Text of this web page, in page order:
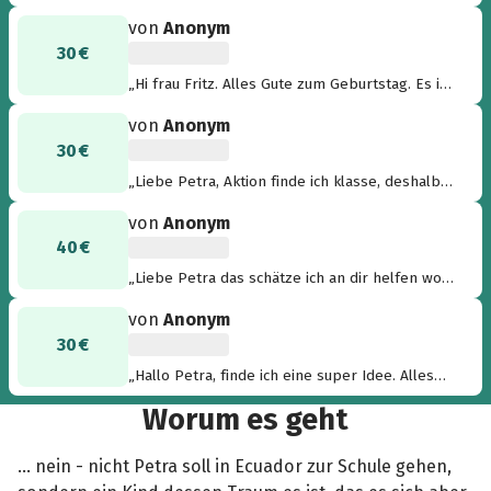
Glück. Wie schön dass Du Dein Glück teilst. In
Deinem runden Geburtstag. Vielen Dank !!! ...
auch im Namen von Maribel und den anderen
10 Kindern, die durch diese interaktive Aktion
zur Schule gehen können. Schon jetzt haben
Besseren verändert. DANKE an alle, die hier
30 €
vonAnonym
„Hi frau Fritz. Alles Gute zum Geburtstag. Es ist
grüße tanja“
30 €
vonAnonym
„Liebe Petra, Aktion finde ich klasse, deshalb
Grüße Tanja “
40 €
vonAnonym
„Liebe Petra das schätze ich an dir helfen wo
Birthday:)Tina“
30 €
vonAnonym
„Hallo Petra, finde ich eine super Idee. Alles
Gute zu deinem Geburtstag. LG Timo “
Worum es geht
... nein - nicht Petra soll in Ecuador zur Schule gehen,